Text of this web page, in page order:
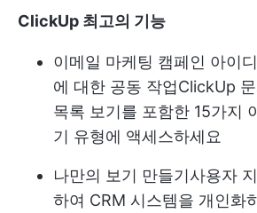
ClickUp 최고의 기능
이메일 마케팅 캠페인 아이
에 대한 공동 작업ClickUp
목록 보기를 포함한 15가지
기 유형에 액세스하세요
나만의 보기 만들기사용자
하여 CRM 시스템을 개인화